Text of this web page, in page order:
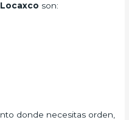
son:
donde necesitas orden,